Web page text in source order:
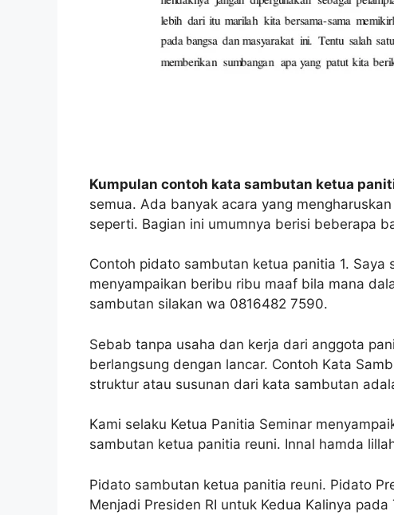
Kumpulan contoh kata sambutan ketua
semua. Ada banyak acara yang
seperti. Bagian ini umumnya berisi beberapa
Contoh pidato sambutan ketua panitia 1.
menyampaikan beribu ribu maaf bila mana
sambutan silakan wa 0816482 7590.
Sebab tanpa usaha dan kerja dari anggota
berlangsung dengan lancar. Contoh Kata
struktur atau susunan dari kata sambutan
Kami selaku Ketua Panitia Seminar
sambutan ketua panitia reuni. Innal hamda
Pidato sambutan ketua panitia reuni. Pidato
Menjadi Presiden RI untuk Kedua Kalinya